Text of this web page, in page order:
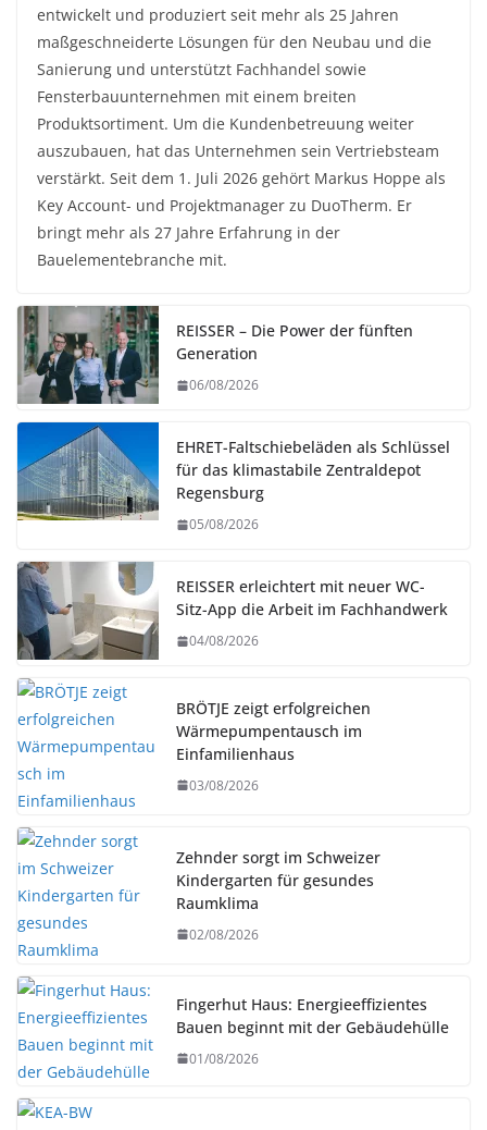
entwickelt und produziert seit mehr als 25 Jahren
maßgeschneiderte Lösungen für den Neubau und die
Sanierung und unterstützt Fachhandel sowie
Fensterbauunternehmen mit einem breiten
Produktsortiment. Um die Kundenbetreuung weiter
auszubauen, hat das Unternehmen sein Vertriebsteam
verstärkt. Seit dem 1. Juli 2026 gehört Markus Hoppe als
Key Account- und Projektmanager zu DuoTherm. Er
bringt mehr als 27 Jahre Erfahrung in der
Bauelementebranche mit.
REISSER – Die Power der fünften
Generation
06/08/2026
EHRET-Faltschiebeläden als Schlüssel
für das klimastabile Zentraldepot
Regensburg
05/08/2026
REISSER erleichtert mit neuer WC-
Sitz-App die Arbeit im Fachhandwerk
04/08/2026
BRÖTJE zeigt erfolgreichen
Wärmepumpentausch im
Einfamilienhaus
03/08/2026
Zehnder sorgt im Schweizer
Kindergarten für gesundes
Raumklima
02/08/2026
Fingerhut Haus: Energieeffizientes
Bauen beginnt mit der Gebäudehülle
01/08/2026